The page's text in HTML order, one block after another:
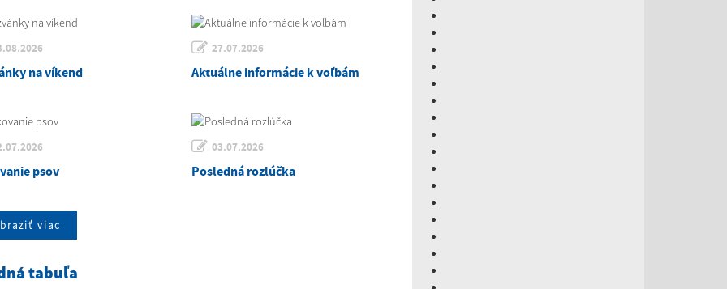
na víkend
27.07.2026
Aktuálne informácie k voľbám
psov
03.07.2026
Posledná rozlúčka
viac
tabuľa